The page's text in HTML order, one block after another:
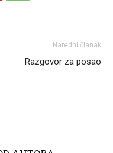
Naredni članak
Razgovor za posao